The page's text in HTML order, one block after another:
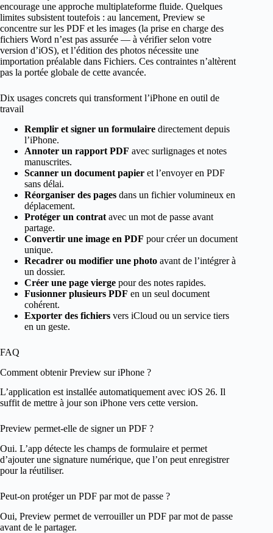
encourage une approche multiplateforme fluide. Quelques
limites subsistent toutefois : au lancement, Preview se
concentre sur les PDF et les images (la prise en charge des
fichiers Word n’est pas assurée — à vérifier selon votre
version d’iOS), et l’édition des photos nécessite une
importation préalable dans Fichiers. Ces contraintes n’altèrent
pas la portée globale de cette avancée.
Dix usages concrets qui transforment l’iPhone en outil de
travail
Remplir et signer un formulaire directement depuis
l’iPhone.
Annoter un rapport PDF avec surlignages et notes
manuscrites.
Scanner un document papier et l’envoyer en PDF
sans délai.
Réorganiser des pages dans un fichier volumineux en
déplacement.
Protéger un contrat avec un mot de passe avant
partage.
Convertir une image en PDF pour créer un document
unique.
Recadrer ou modifier une photo avant de l’intégrer à
un dossier.
Créer une page vierge pour des notes rapides.
Fusionner plusieurs PDF en un seul document
cohérent.
Exporter des fichiers vers iCloud ou un service tiers
en un geste.
FAQ
Comment obtenir Preview sur iPhone ?
L’application est installée automatiquement avec iOS 26. Il
suffit de mettre à jour son iPhone vers cette version.
Preview permet-elle de signer un PDF ?
Oui. L’app détecte les champs de formulaire et permet
d’ajouter une signature numérique, que l’on peut enregistrer
pour la réutiliser.
Peut-on protéger un PDF par mot de passe ?
Oui, Preview permet de verrouiller un PDF par mot de passe
avant de le partager.